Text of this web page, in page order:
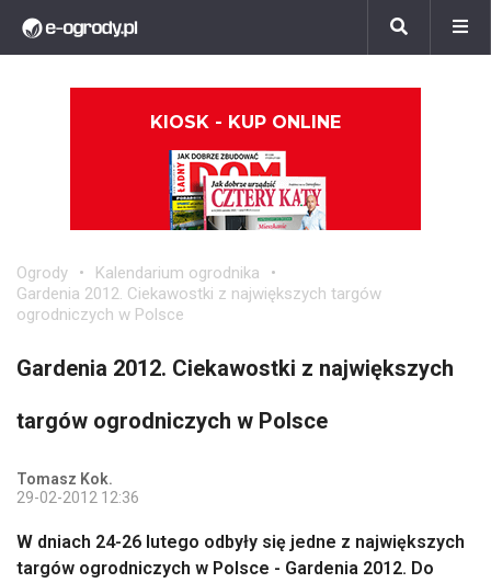
KIOSK - KUP ONLINE
Ogrody
Kalendarium ogrodnika
Gardenia 2012. Ciekawostki z największych targów
ogrodniczych w Polsce
Gardenia 2012. Ciekawostki z największych
targów ogrodniczych w Polsce
Tomasz Kok.
29-02-2012 12:36
W dniach 24-26 lutego odbyły się jedne z największych
targów ogrodniczych w Polsce - Gardenia 2012. Do